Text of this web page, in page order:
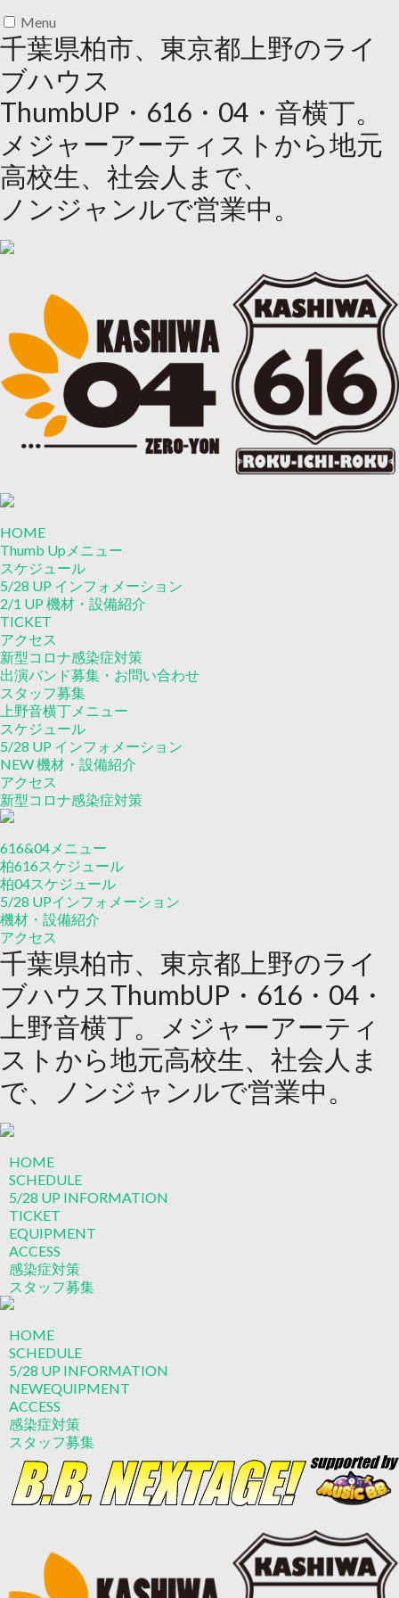
Menu
千葉県柏市、東京都上野のライ
ブハウス
ThumbUP・616・04・音横丁。
メジャーアーティストから地元
高校生、社会人まで、
ノンジャンルで営業中。
HOME
Thumb Upメニュー
スケジュール
5/28 UP インフォメーション
2/1 UP 機材・設備紹介
TICKET
アクセス
新型コロナ感染症対策
出演バンド募集・お問い合わせ
スタッフ募集
上野音横丁メニュー
スケジュール
5/28 UP インフォメーション
NEW機材・設備紹介
アクセス
新型コロナ感染症対策
616&04メニュー
柏616スケジュール
柏04スケジュール
5/28 UPインフォメーション
機材・設備紹介
アクセス
千葉県柏市、東京都上野のライ
ブハウスThumbUP・616・04・
上野音横丁。メジャーアーティ
ストから地元高校生、社会人ま
で、ノンジャンルで営業中。
HOME
SCHEDULE
5/28 UP INFORMATION
TICKET
EQUIPMENT
ACCESS
感染症対策
スタッフ募集
HOME
SCHEDULE
5/28 UP INFORMATION
NEWEQUIPMENT
ACCESS
感染症対策
スタッフ募集